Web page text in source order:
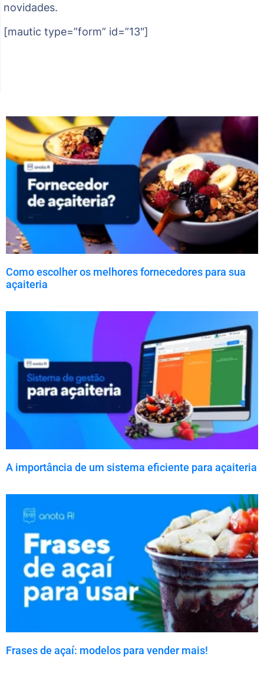
novidades.
[mautic type=”form” id=”13″]
Como escolher os melhores fornecedores para sua
açaiteria
A importância de um sistema eficiente para açaiteria
Frases de açaí: modelos para vender mais!